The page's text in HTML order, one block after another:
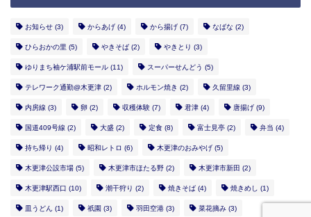
お知らせ (3) からあげ (4) から揚げ (7) なばな (2)
ひらおかの里 (5) やきそば (2) やきとり (3)
ゆりまち袖ケ浦駅前モール (11) スーパーせんどう (5)
テレワーク通勤@木更津 (2) ホルモン焼き (2) 久留里線 (3)
内房線 (3) 卵 (2) 収穫体験 (7) 君津 (4) 唐揚げ (9)
国道409号線 (2) 大盛 (2) 定食 (8) 富士見亭 (2) 弁当 (4)
持ち帰り (4) 昭和レトロ (6) 木更津のおみやげ (5)
木更津公設市場 (5) 木更津市ほたる野 (2) 木更津市新田 (2)
木更津駅西口 (10) 潮干狩り (2) 焼きそば (4) 焼きめし (1)
皿うどん (1) 祇園 (3) 羽田空港 (3) 菜花摘み (3)